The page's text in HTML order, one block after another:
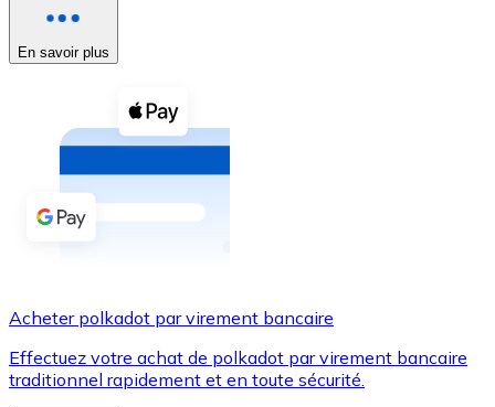
Voir toutes
Coupons crypto
Achetez des cryptomonnaies en espèces et d'autres
Acheter avec espèces
Virement SEPA
Utilisez les cartes Visa et Mastercard pour acheter
En savoir plus
Acheter polkadot par virement bancaire
Effectuez votre achat de polkadot par virement bancaire
traditionnel rapidement et en toute sécurité.